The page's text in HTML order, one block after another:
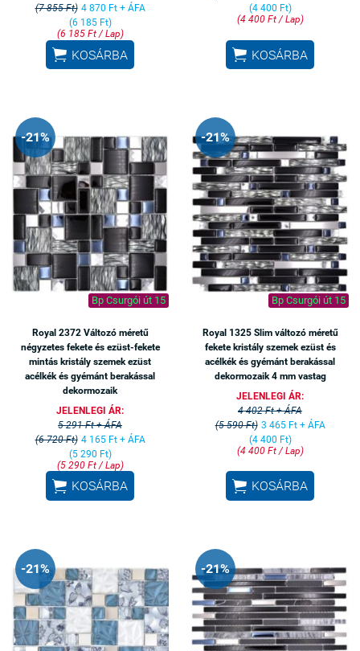
(7 855 Ft) 4 870 Ft + ÁFA
(6 185 Ft)
(6 185 Ft / Lap)
 KOSÁRBA
(4 400 Ft)
(4 400 Ft / Lap)
 KOSÁRBA
-21%
Bp Csurgói út 15
Royal 2372 Változó méretű
négyzetes fekete és ezüst-fekete
mintás kristály szemek ezüst
acélkék és gyémánt berakással
dekormozaik
JELENLEGI ÁR:
5 291 Ft + ÁFA
(6 720 Ft) 4 165 Ft + ÁFA
(5 290 Ft)
(5 290 Ft / Lap)
 KOSÁRBA
-21%
Bp Csurgói út 15
Royal 1325 Slim változó méretű
fekete kristály szemek ezüst és
acélkék és gyémánt berakással
dekormozaik 4 mm vastag
JELENLEGI ÁR:
4 402 Ft + ÁFA
(5 590 Ft) 3 465 Ft + ÁFA
(4 400 Ft)
(4 400 Ft / Lap)
 KOSÁRBA
-21% -21%